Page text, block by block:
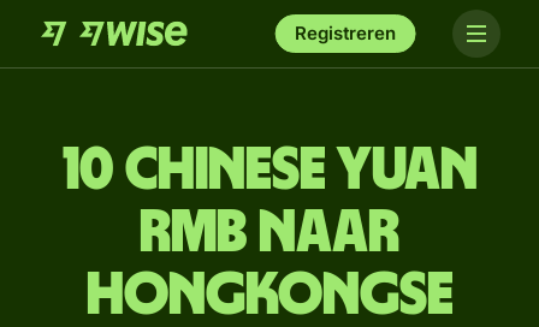
Registreren
10 Chinese yuan
rmb naar
Hongkongse